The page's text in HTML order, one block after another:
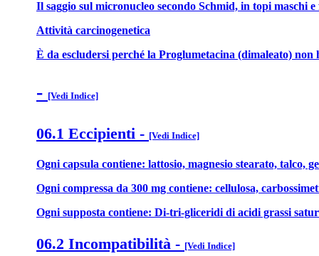
Il saggio sul micronucleo secondo Schmid, in topi maschi
Attività carcinogenetica
È da escludersi perché la Proglumetacina (dimaleato)
- [Vedi Indice]
06.1 Eccipienti - [Vedi Indice]
Ogni capsula contiene: lattosio, magnesio stearato, talco,
Ogni compressa da 300 mg contiene: cellulosa,
Ogni supposta contiene: Di-tri-gliceridi di acidi grassi
06.2 Incompatibilità - [Vedi Indice]